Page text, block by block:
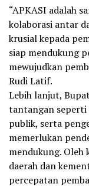
“APKASI adalah
kolaborasi antar
krusial kepada
siap mendukung
mewujudkan
Rudi Latif.
Lebih lanjut,
tantangan seperti
publik, serta
memerlukan
mendukung.
daerah dan
percepatan